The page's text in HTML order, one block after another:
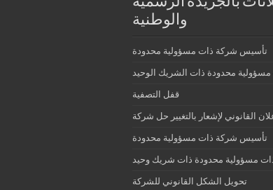
والوطنية
تأسيس شركة ذات مسؤولية محدودة
محدودة ذات الشريك الوحيد
قفل التصفية
القانوني لإشعار بالتغيير حل شركة
تأسيس شركة ذات مسؤولية محدودة
مسؤولية محدودة ذات شريك وحيد
تحويل الشكل القانوني للشركة